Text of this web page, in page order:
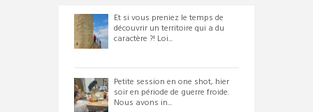
Et si vous preniez le temps de
découvrir un territoire qui a du
caractère ?! Loi...
Petite session en one shot, hier
soir en période de guerre froide.
Nous avons in...